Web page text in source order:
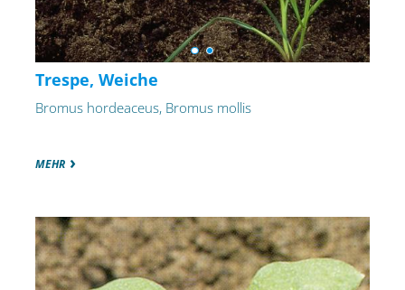
Trespe, Weiche
Bromus hordeaceus, Bromus mollis
MEHR